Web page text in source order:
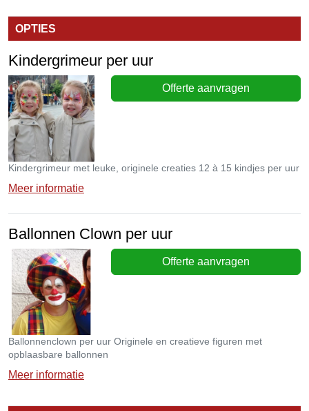
OPTIES
Kindergrimeur per uur
Offerte aanvragen
Kindergrimeur met leuke, originele creaties 12 à 15 kindjes per uur
Meer informatie
Ballonnen Clown per uur
Offerte aanvragen
Ballonnenclown per uur Originele en creatieve figuren met
opblaasbare ballonnen
Meer informatie